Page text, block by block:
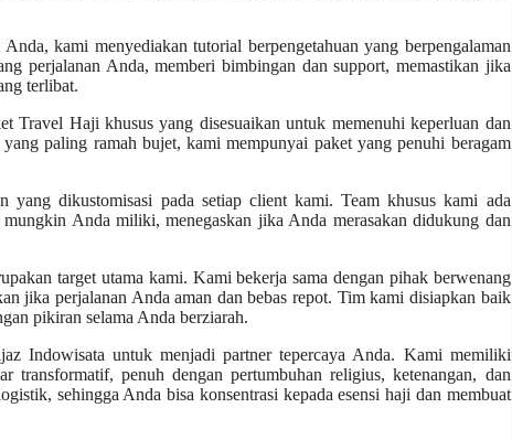
kami menyediakan tutorial berpengetahuan yang berpengalaman
perjalanan Anda, memberi bimbingan dan support, memastikan jika
terlibat.
Travel Haji khusus yang disesuaikan untuk memenuhi keperluan dan
paling ramah bujet, kami mempunyai paket yang penuhi beragam
yang dikustomisasi pada setiap client kami. Team khusus kami ada
Anda miliki, menegaskan jika Anda merasakan didukung dan
target utama kami. Kami bekerja sama dengan pihak berwenang
jika perjalanan Anda aman dan bebas repot. Tim kami disiapkan baik
pikiran selama Anda berziarah.
Indowisata untuk menjadi partner tepercaya Anda. Kami memiliki
transformatif, penuh dengan pertumbuhan religius, ketenangan, dan
sehingga Anda bisa konsentrasi kepada esensi haji dan membuat